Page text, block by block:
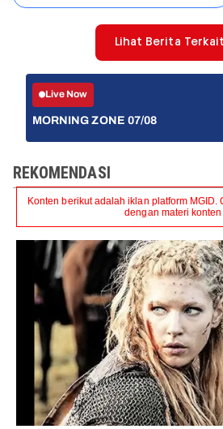
Lihat Berita Terkait
Live Now
MORNING ZONE 07/08